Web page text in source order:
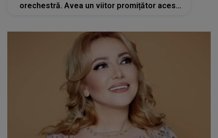
orechestră. Avea un viitor promițător acest